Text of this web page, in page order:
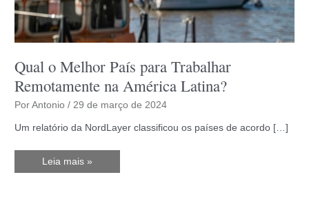
Qual o Melhor País para Trabalhar
Remotamente na América Latina?
PorAntonio/ 29 de março de 2024
Um relatório da NordLayer classificou os países de acordo […]
Qual
Leia mais »